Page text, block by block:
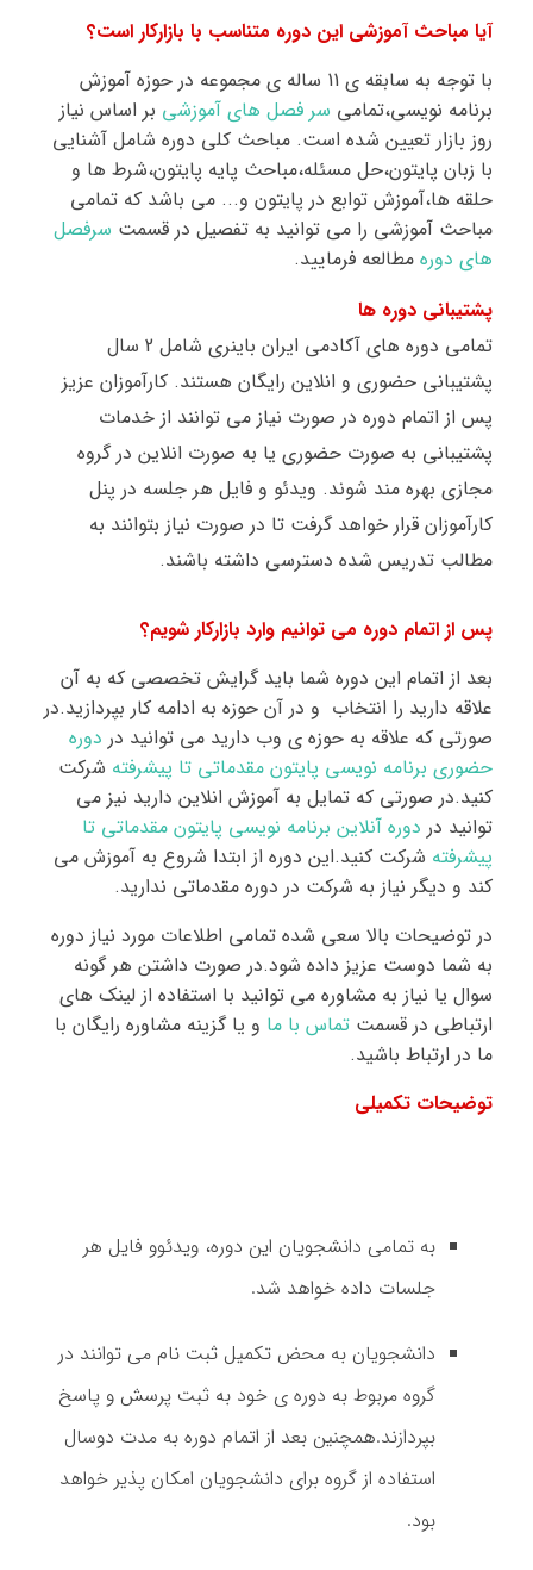
آیا مباحث آموزشی این دوره متناسب با بازارکار است؟
با توجه به سابقه ی 11 ساله ی مجموعه در حوزه آموزش
برنامه نویسی،تمامی سر فصل های آموزشی بر اساس نیاز
روز بازار تعیین شده است. مباحث کلی دوره شامل آشنایی
با زبان پایتون،حل مسئله،مباحث پایه پایتون،شرط ها و
حلقه ها،آموزش توابع در پایتون و... می باشد که تمامی
مباحث آموزشی را می توانید به تفصیل در قسمت سرفصل
های دوره مطالعه فرمایید.
پشتیبانی دوره ها
تمامی دوره های آکادمی ایران باینری شامل 2 سال
پشتیبانی حضوری و انلاین رایگان هستند. کارآموزان عزیز
پس از اتمام دوره در صورت نیاز می توانند از خدمات
پشتیبانی به صورت حضوری یا به صورت انلاین در گروه
مجازی بهره مند شوند. ویدئو و فایل هر جلسه در پنل
کارآموزان قرار خواهد گرفت تا در صورت نیاز بتوانند به
مطالب تدریس شده دسترسی داشته باشند.
پس از اتمام دوره می توانیم وارد بازارکار شویم؟
بعد از اتمام این دوره شما باید گرایش تخصصی که به آن
علاقه دارید را انتخاب و در آن حوزه به ادامه کار بپردازید.در
صورتی که علاقه به حوزه ی وب دارید می توانید در دوره
حضوری برنامه نویسی پایتون مقدماتی تا پیشرفته شرکت
کنید.در صورتی که تمایل به آموزش انلاین دارید نیز می
توانید در دوره آنلاین برنامه نویسی پایتون مقدماتی تا
پیشرفته شرکت کنید.این دوره از ابتدا شروع به آموزش می
کند و دیگر نیاز به شرکت در دوره مقدماتی ندارید.
در توضیحات بالا سعی شده تمامی اطلاعات مورد نیاز دوره
به شما دوست عزیز داده شود.در صورت داشتن هر گونه
سوال یا نیاز به مشاوره می توانید با استفاده از لینک های
ارتباطی در قسمتتماس با ما و یا گزینه مشاوره رایگان با
ما در ارتباط باشید.
توضیحات تکمیلی
به تمامی دانشجویان این دوره، ویدئوو فایل هر
جلسات داده خواهد شد.
دانشجویان به محض تکمیل ثبت نام می توانند در
گروه مربوط به دوره ی خود به ثبت پرسش و پاسخ
بپردازند.همچنین بعد از اتمام دوره به مدت دوسال
استفاده از گروه برای دانشجویان امکان پذیر خواهد
بود.